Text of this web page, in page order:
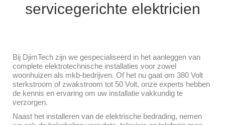
servicegerichte elektricien
Bij DjimTech zijn we gespecialiseerd in het aanleggen van
complete elektrotechnische installaties voor zowel
woonhuizen als mkb-bedrijven. Of het nu gaat om 380 Volt
sterkstroom of zwakstroom tot 50 Volt, onze experts hebben
de kennis en ervaring om uw installatie vakkundig te
verzorgen.
Naast het installeren van de elektrische bedrading, nemen